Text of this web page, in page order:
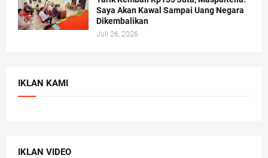
Saya Akan Kawal Sampai Uang Negara
Dikembalikan
Juli 26, 2026
IKLAN KAMI
IKLAN VIDEO